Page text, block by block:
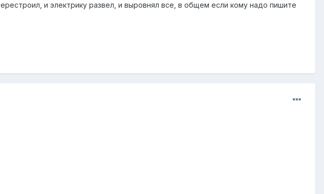
и электрику развел, и выровнял все, в общем если кому надо пишите